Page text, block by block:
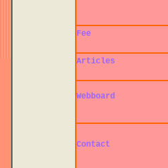
Fee
Articles
Webboard
Contact